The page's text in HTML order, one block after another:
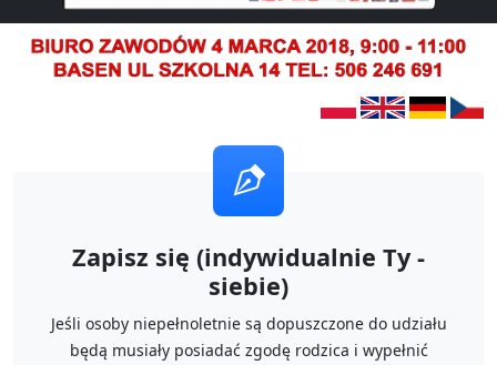
Zapisz się (indywidualnie Ty -
siebie)
Jeśli osoby niepełnoletnie są dopuszczone do udziału
będą musiały posiadać zgodę rodzica i wypełnić